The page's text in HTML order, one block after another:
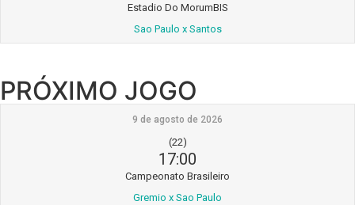
Estadio Do MorumBIS
Sao Paulo x Santos
PRÓXIMO JOGO
9 de agosto de 2026
(22)
17:00
Campeonato Brasileiro
Gremio x Sao Paulo